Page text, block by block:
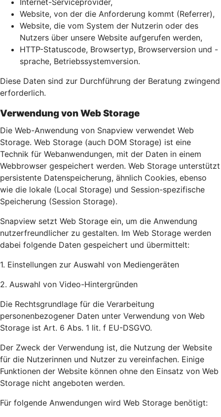
Internet-Serviceprovider,
Website, von der die Anforderung kommt (Referrer),
Website, die vom System der Nutzerin oder des
Nutzers über unsere Website aufgerufen werden,
HTTP-Statuscode, Browsertyp, Browserversion und -
sprache, Betriebssystemversion.
Diese Daten sind zur Durchführung der Beratung zwingend
erforderlich.
Verwendung von Web Storage
Die Web-Anwendung von Snapview verwendet Web
Storage. Web Storage (auch DOM Storage) ist eine
Technik für Webanwendungen, mit der Daten in einem
Webbrowser gespeichert werden. Web Storage unterstützt
persistente Datenspeicherung, ähnlich Cookies, ebenso
wie die lokale (Local Storage) und Session-spezifische
Speicherung (Session Storage).
Snapview setzt Web Storage ein, um die Anwendung
nutzerfreundlicher zu gestalten. Im Web Storage werden
dabei folgende Daten gespeichert und übermittelt:
1. Einstellungen zur Auswahl von Mediengeräten
2. Auswahl von Video-Hintergründen
Die Rechtsgrundlage für die Verarbeitung
personenbezogener Daten unter Verwendung von Web
Storage ist Art. 6 Abs. 1 lit. f EU-DSGVO.
Der Zweck der Verwendung ist, die Nutzung der Website
für die Nutzerinnen und Nutzer zu vereinfachen. Einige
Funktionen der Website können ohne den Einsatz von Web
Storage nicht angeboten werden.
Für folgende Anwendungen wird Web Storage benötigt: